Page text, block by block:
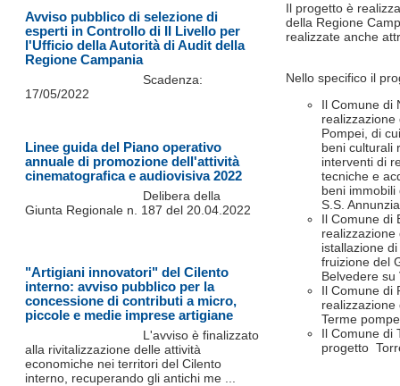
Il progetto è
della Regione
realizzate anche
Nello specifico il
Il Comune di
Pompei, di
beni culturali
interventi di
tecniche e
beni
S.S.
Il Comune di
istallazione
fruizione del
Belvedere su
Il Comune di
Terme
Il Comune di
progetto
Avviso pubblico di selezione di
esperti in Controllo di II Livello per
l'Ufficio della Autorità di Audit della
Regione Campania
Scadenza:
17/05/2022
Linee guida del Piano operativo
annuale di promozione dell'attività
cinematografica e audiovisiva 2022
Delibera della
Giunta Regionale n. 187 del 20.04.2022
"Artigiani innovatori" del Cilento
interno: avviso pubblico per la
concessione di contributi a micro,
piccole e medie imprese artigiane
L'avviso è finalizzato
alla rivitalizzazione delle attività
economiche nei territori del Cilento
interno, recuperando gli antichi me ...